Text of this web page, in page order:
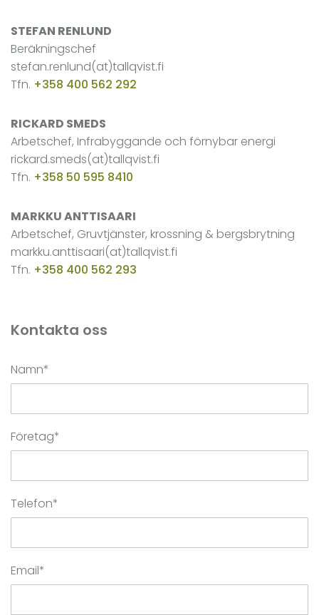
STEFAN RENLUND
Beräkningschef
stefan.renlund(at)tallqvist.fi
Tfn. +358 400 562 292
RICKARD SMEDS
Arbetschef, Infrabyggande och förnybar energi
rickard.smeds(at)tallqvist.fi
Tfn. +358 50 595 8410
MARKKU ANTTISAARI
Arbetschef, Gruvtjänster, krossning & bergsbrytning
markku.anttisaari(at)tallqvist.fi
Tfn. +358 400 562 293
Kontakta oss
Namn*
Företag*
Telefon*
Email*